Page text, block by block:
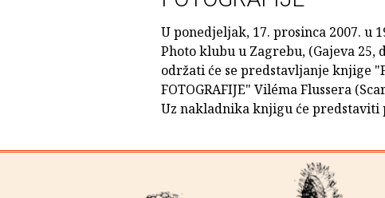
U ponedjeljak, 17. prosinca 2007. u
Photo klubu u Zagrebu, (Gajeva 25,
održati će se predstavljanje knjige
FOTOGRAFIJE" Viléma Flussera
Uz nakladnika knjigu će predstaviti